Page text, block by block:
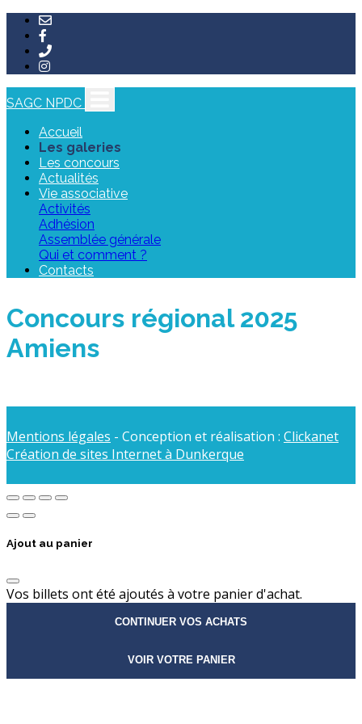
SAGC NPDC
Accueil
Les galeries
Les concours
Actualités
Vie associative
Activités
Adhésion
Assemblée générale
Qui et comment ?
Contacts
Concours régional 2025
Amiens
Mentions légales - Conception et réalisation : Clickanet
Création de sites Internet à Dunkerque
Ajout au panier
Vos billets ont été ajoutés à votre panier d'achat.
CONTINUER VOS ACHATS
VOIR VOTRE PANIER